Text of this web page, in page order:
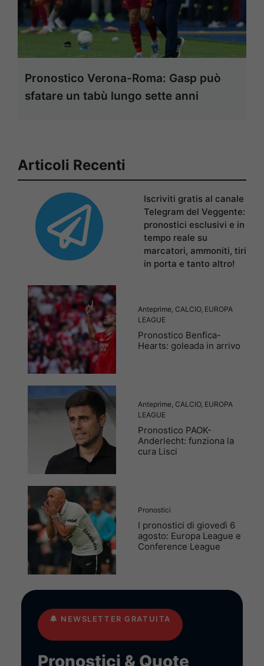
Pronostico Verona-Roma: Gasp può
sfatare un tabù lungo sette anni
Articoli Recenti
Iscriviti gratis al canale
Telegram del Veggente:
pronostici esclusivi e in
tempo reale su
marcatori, ammoniti, tiri
in porta e tanto altro!
Anteprime, CALCIO, EUROPA
LEAGUE
Pronostico Benfica-
Hearts: goleada in arrivo
Anteprime, CALCIO, EUROPA
LEAGUE
Pronostico PAOK-
Anderlecht: funziona la
cura Lisci
Pronostici
I pronostici di giovedì 6
agosto: Europa League e
Conference League
🔔 NEWSLETTER GRATUITA
Pronostici & Quote